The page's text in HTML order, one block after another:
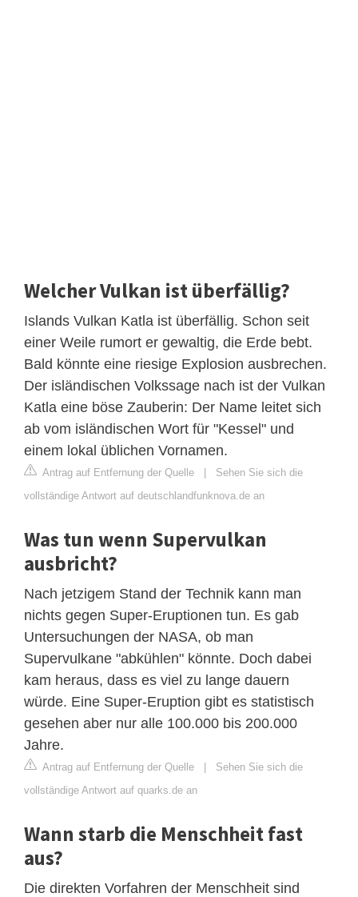
Welcher Vulkan ist überfällig?
Islands Vulkan Katla ist überfällig. Schon seit
einer Weile rumort er gewaltig, die Erde bebt.
Bald könnte eine riesige Explosion ausbrechen.
Der isländischen Volkssage nach ist der Vulkan
Katla eine böse Zauberin: Der Name leitet sich
ab vom isländischen Wort für "Kessel" und
einem lokal üblichen Vornamen.
Antrag auf Entfernung der Quelle | Sehen Sie sich die
vollständige Antwort auf deutschlandfunknova.de an
Was tun wenn Supervulkan
ausbricht?
Nach jetzigem Stand der Technik kann man
nichts gegen Super-Eruptionen tun. Es gab
Untersuchungen der NASA, ob man
Supervulkane "abkühlen" könnte. Doch dabei
kam heraus, dass es viel zu lange dauern
würde. Eine Super-Eruption gibt es statistisch
gesehen aber nur alle 100.000 bis 200.000
Jahre.
Antrag auf Entfernung der Quelle | Sehen Sie sich die
vollständige Antwort auf quarks.de an
Wann starb die Menschheit fast
aus?
Die direkten Vorfahren der Menschheit sind